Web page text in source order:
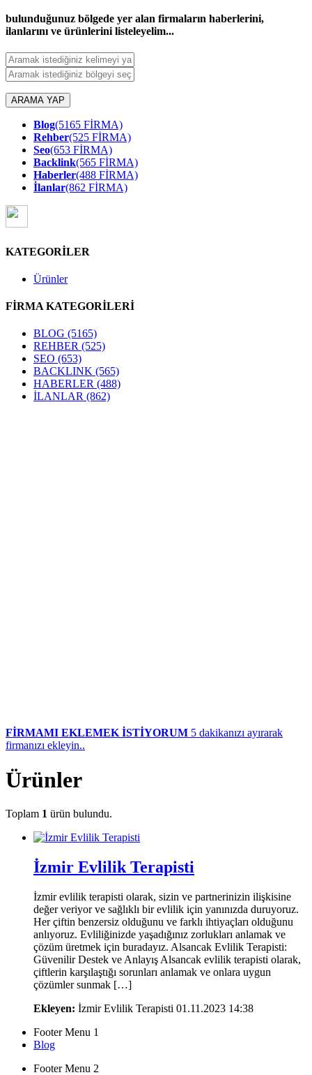
bulunduğunuz bölgede yer alan firmaların haberlerini,
ilanlarını ve ürünlerini listeleyelim...
ARAMA YAP
Blog(5165 FİRMA)
Rehber(525 FİRMA)
Seo(653 FİRMA)
Backlink(565 FİRMA)
Haberler(488 FİRMA)
İlanlar(862 FİRMA)
KATEGORİLER
Ürünler
FİRMA KATEGORİLERİ
BLOG (5165)
REHBER (525)
SEO (653)
BACKLINK (565)
HABERLER (488)
İLANLAR (862)
FİRMAMI EKLEMEK İSTİYORUM 5 dakikanızı ayırarak
firmanızı ekleyin..
Ürünler
Toplam 1 ürün bulundu.
İzmir Evlilik Terapisti
İzmir evlilik terapisti olarak, sizin ve partnerinizin ilişkisine
değer veriyor ve sağlıklı bir evlilik için yanınızda duruyoruz.
Her çiftin benzersiz olduğunu ve farklı ihtiyaçları olduğunu
anlıyoruz. Evliliğinizde yaşadığınız zorlukları anlamak ve
çözüm üretmek için buradayız. Alsancak Evlilik Terapisti:
Güvenilir Destek ve Anlayış Alsancak evlilik terapisti olarak,
çiftlerin karşılaştığı sorunları anlamak ve onlara uygun
çözümler sunmak […]
Ekleyen: İzmir Evlilik Terapisti 01.11.2023 14:38
Footer Menu 1
Blog
Footer Menu 2